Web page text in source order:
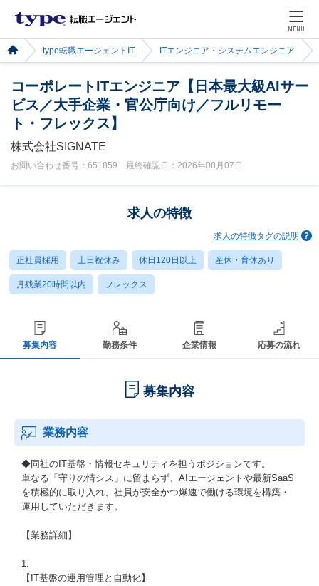
MENU
type転職エージェントIT ITエンジニア・システムエンジニア
コーポレートITエンジニア【日本最大級AIサー
ビス／大手企業・官公庁向け／フルリモー
ト・フレックス】
株式会社SIGNATE
お問い合わせ番号：651859 最終確認日：2026年08月07日
求人の特徴
求人の特徴タグの説明
正社員採用 土日祝休み 休日120日以上 産休・育休あり
月残業20時間以内 フレックス
募集内容 勤務条件 企業情報 応募の流れ
募集内容
業務内容
◆同社のIT基盤・情報セキュリティを担うポジションです。
単なる「守りの情シス」に留まらず、AIエージェントや最新SaaS
を積極的に取り入れ、社員が安全かつ爆速で働ける環境を構築・
運用していただきます。
【業務詳細】
1.
【IT基盤の運用管理と自動化】